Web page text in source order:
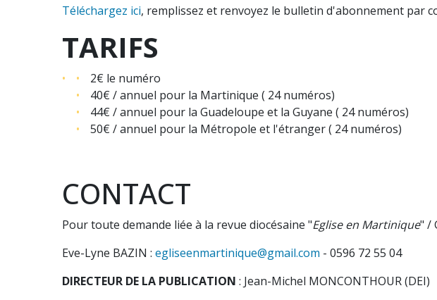
Téléchargez ici, remplissez et renvoyez le bulletin d'abonnement par
TARIFS
2€ le numéro
40€ / annuel pour la Martinique ( 24 numéros)
44€ / annuel pour la Guadeloupe et la Guyane ( 24 numéros)
50€ / annuel pour la Métropole et l'étranger ( 24 numéros)
CONTACT
Pour toute demande liée à la revue diocésaine "Eglise en Martinique" /
Eve-Lyne BAZIN : egliseenmartinique@gmail.com - 0596 72 55 04
DIRECTEUR DE LA PUBLICATION : Jean-Michel MONCONTHOUR (DEI)